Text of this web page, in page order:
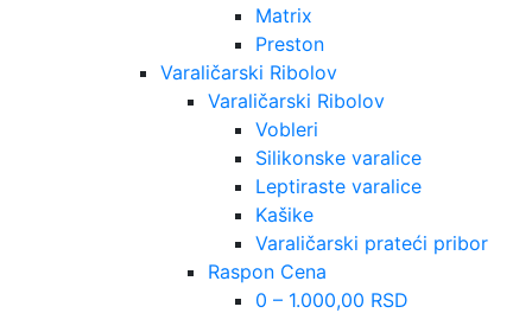
Matrix
Preston
Varaličarski Ribolov
Varaličarski Ribolov
Vobleri
Silikonske varalice
Leptiraste varalice
Kašike
Varaličarski prateći pribor
Raspon Cena
0 – 1.000,00 RSD